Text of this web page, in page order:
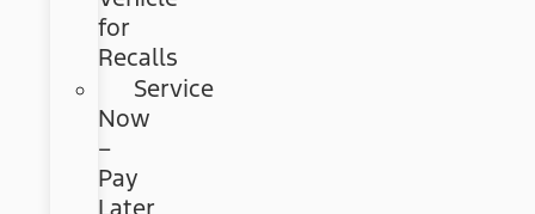
for
Recalls
Service
Now
–
Pay